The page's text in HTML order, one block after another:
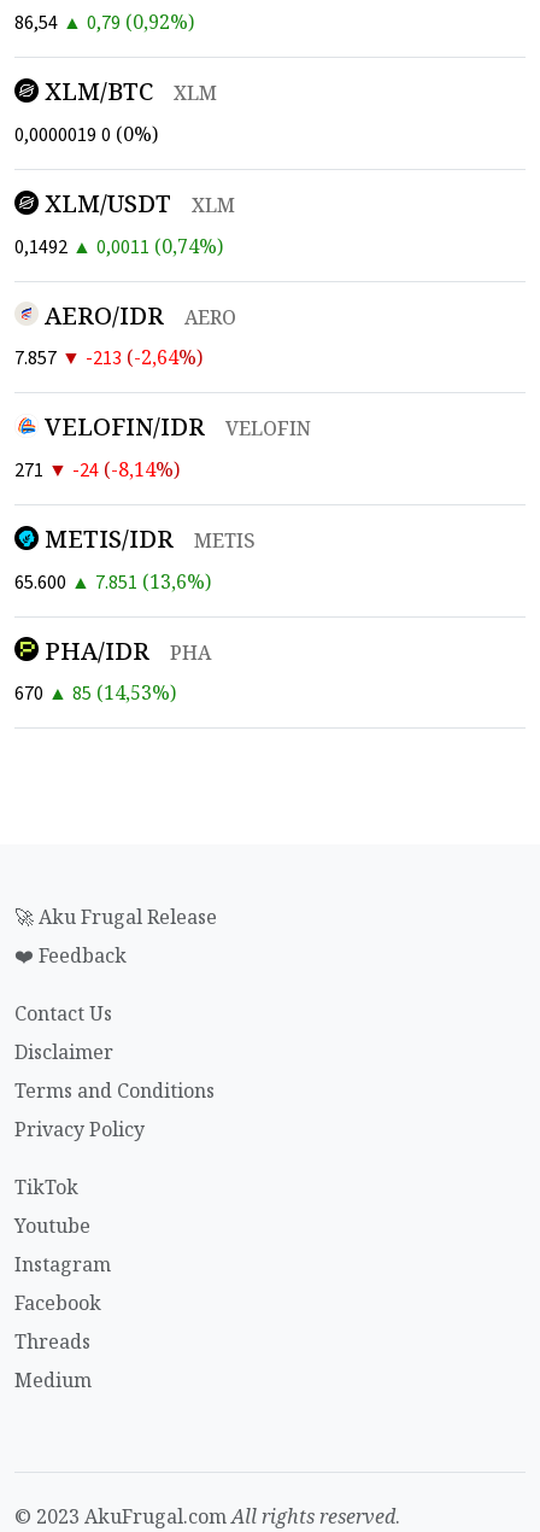
86,54 ▲ 0,79 (0,92%)
XLM/BTC
XLM
0,0000019 0 (0%)
XLM/USDT
XLM
0,1492 ▲ 0,0011 (0,74%)
AERO/IDR
AERO
7.857 ▼ -213 (-2,64%)
VELOFIN/IDR
VELOFIN
271 ▼ -24 (-8,14%)
METIS/IDR
METIS
65.600 ▲ 7.851 (13,6%)
PHA/IDR
PHA
670 ▲ 85 (14,53%)
🚀 Aku Frugal Release
❤️ Feedback
Contact Us
Disclaimer
Terms and Conditions
Privacy Policy
TikTok
Youtube
Instagram
Facebook
Threads
Medium
© 2023 AkuFrugal.comAll rights reserved.